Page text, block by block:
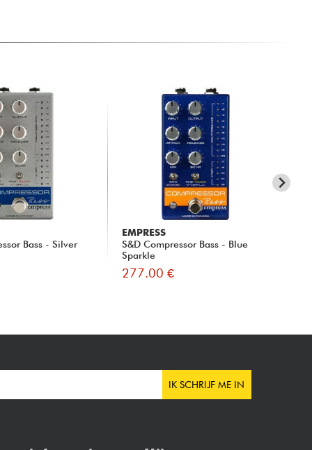
Bass - Silver
EMPRESS
S&D Compressor Bass - Blue
Sparkle
277.00 €
IK SCHRIJF ME IN